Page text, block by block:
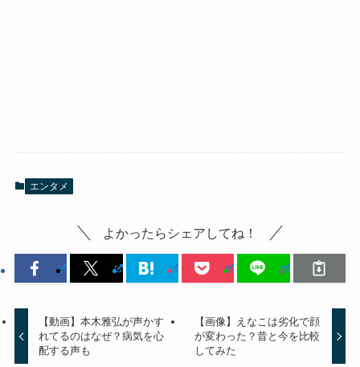
エンタメ
よかったらシェアしてね！
【動画】本木雅弘が声かす
れてるのはなぜ？病気を心
配する声も
【画像】えなこは劣化で顔
が変わった？昔と今を比較
してみた